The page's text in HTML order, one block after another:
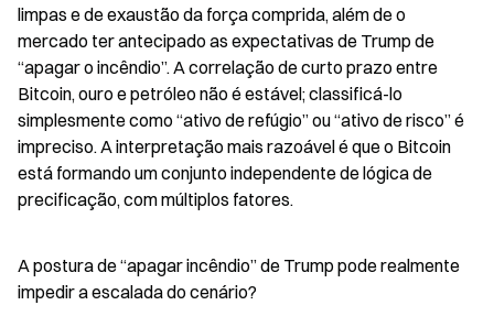
limpas e de exaustão da força comprida, além de o
mercado ter antecipado as expectativas de Trump de
“apagar o incêndio”. A correlação de curto prazo entre
Bitcoin, ouro e petróleo não é estável; classificá-lo
simplesmente como “ativo de refúgio” ou “ativo de risco” é
impreciso. A interpretação mais razoável é que o Bitcoin
está formando um conjunto independente de lógica de
precificação, com múltiplos fatores.
A postura de “apagar incêndio” de Trump pode realmente
impedir a escalada do cenário?